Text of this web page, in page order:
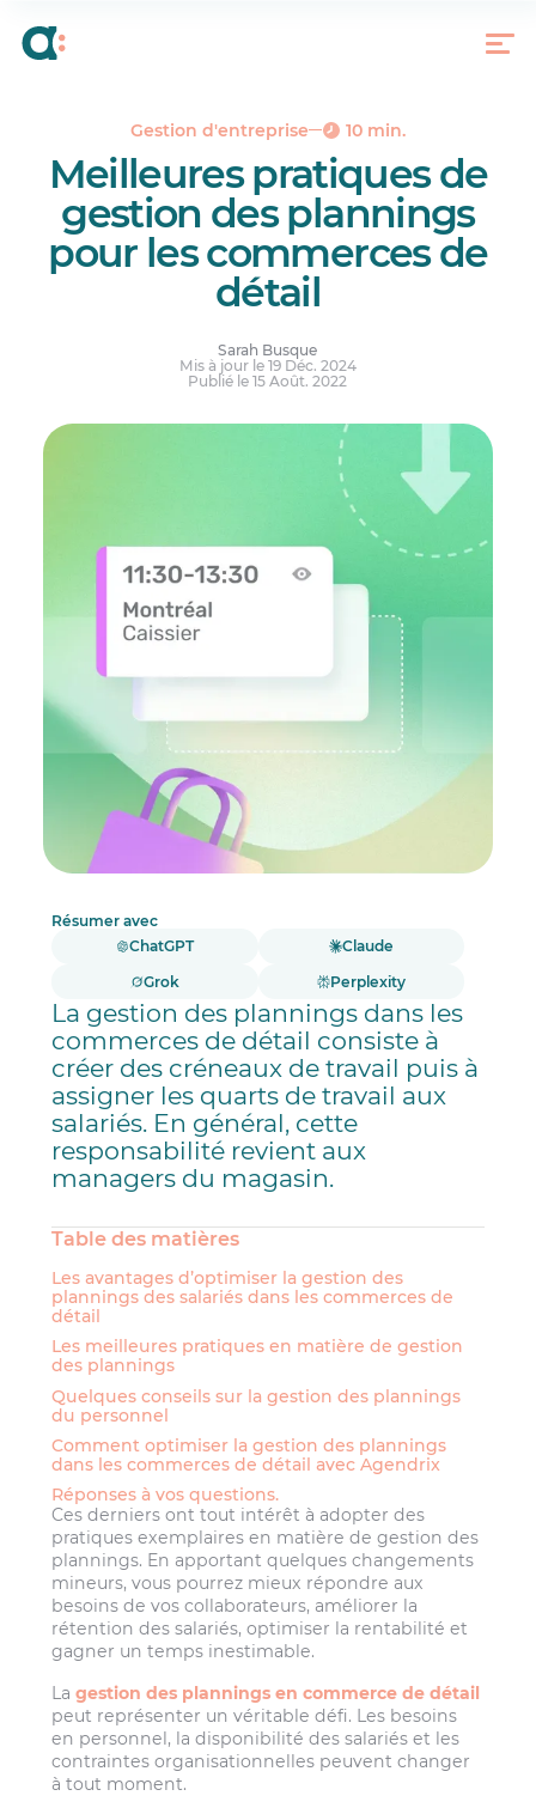
Gestion d'entreprise 10 min.
Meilleures pratiques de
gestion des plannings
pour les commerces de
détail
Sarah Busque
Mis à jour le 19 Déc. 2024
Publié le 15 Août. 2022
Résumer avec
ChatGPT
Claude
Grok
Perplexity
La gestion des plannings dans les
commerces de détail consiste à
créer des créneaux de travail puis à
assigner les quarts de travail aux
salariés. En général, cette
responsabilité revient aux
managers du magasin.
Table des matières
Les avantages d’optimiser la gestion des
plannings des salariés dans les commerces de
détail
Les meilleures pratiques en matière de gestion
des plannings
Quelques conseils sur la gestion des plannings
du personnel
Comment optimiser la gestion des plannings
dans les commerces de détail avec Agendrix
Réponses à vos questions.
Ces derniers ont tout intérêt à adopter des
pratiques exemplaires en matière de gestion des
plannings. En apportant quelques changements
mineurs, vous pourrez mieux répondre aux
besoins de vos collaborateurs, améliorer la
rétention des salariés, optimiser la rentabilité et
gagner un temps inestimable.
Lagestion des plannings en commerce de détail
peut représenter un véritable défi. Les besoins
en personnel, la disponibilité des salariés et les
contraintes organisationnelles peuvent changer
à tout moment.
plannings des salariés dans les commerces de
détail
Quelques conseils sur la gestion des plannings
du personnel
Comment optimiser la gestion des plannings
dans les commerces de détail avec Agendrix
Réponses à vos questions.